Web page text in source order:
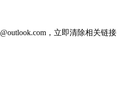
，立即清除相关链接